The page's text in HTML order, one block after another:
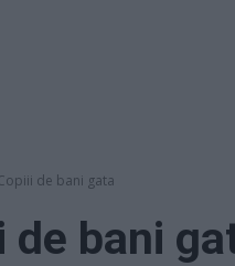
de bani gata
de bani